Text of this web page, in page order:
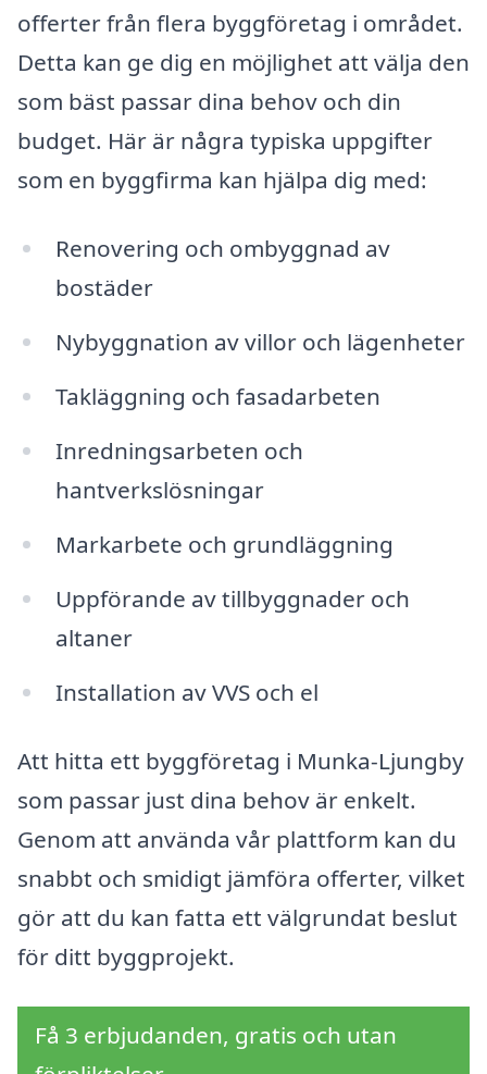
offerter från flera byggföretag i området.
Detta kan ge dig en möjlighet att välja den
som bäst passar dina behov och din
budget. Här är några typiska uppgifter
som en byggfirma kan hjälpa dig med:
Renovering och ombyggnad av
bostäder
Nybyggnation av villor och lägenheter
Takläggning och fasadarbeten
Inredningsarbeten och
hantverkslösningar
Markarbete och grundläggning
Uppförande av tillbyggnader och
altaner
Installation av VVS och el
Att hitta ett byggföretag i Munka-Ljungby
som passar just dina behov är enkelt.
Genom att använda vår plattform kan du
snabbt och smidigt jämföra offerter, vilket
gör att du kan fatta ett välgrundat beslut
för ditt byggprojekt.
Få 3 erbjudanden, gratis och utan